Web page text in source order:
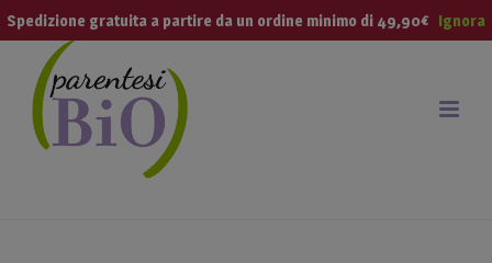
Spedizione gratuita a partire da un ordine minimo di 49,90€ Ignora
modal-check